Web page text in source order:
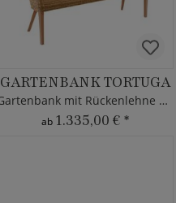
GARTENBANK TORTUGA
Gartenbank mit Rückenlehne MBM
ab 1.335,00 € *